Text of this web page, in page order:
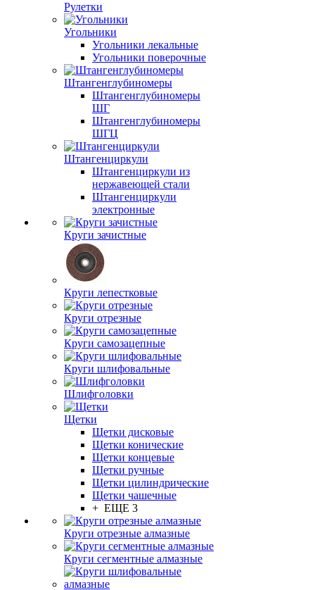
Рулетки
Угольники
Угольники лекальные
Угольники поверочные
Штангенглубиномеры
Штангенглубиномеры
ШГ
Штангенглубиномеры
ШГЦ
Штангенциркули
Штангенциркули из
нержавеющей стали
Штангенциркули
электронные
Круги зачистные
Круги лепестковые
Круги отрезные
Круги самозацепные
Круги шлифовальные
Шлифголовки
Щетки
Щетки дисковые
Щетки конические
Щетки концевые
Щетки ручные
Щетки цилиндрические
Щетки чашечные
+ ЕЩЕ 3
Круги отрезные алмазные
Круги сегментные алмазные